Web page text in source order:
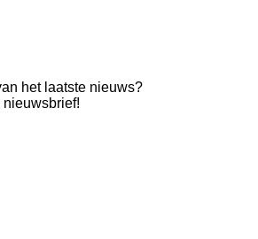
het laatste nieuws?
nieuwsbrief!